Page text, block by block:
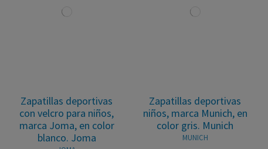
Zapatillas deportivas
con velcro para niños,
marca Joma, en color
blanco. Joma
Zapatillas deportivas
niños, marca Munich, en
color gris. Munich
MUNICH